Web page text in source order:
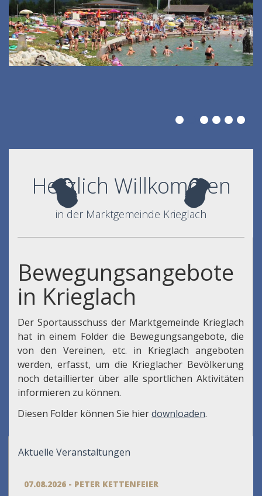
Herzlich Willkommen
in der Marktgemeinde Krieglach
Bewegungsangebote
in Krieglach
Der Sportausschuss der Marktgemeinde Krieglach
hat in einem Folder die Bewegungsangebote, die
von den Vereinen, etc. in Krieglach angeboten
werden, erfasst, um die Krieglacher Bevölkerung
noch detaillierter über alle sportlichen Aktivitäten
informieren zu können.
Diesen Folder können Sie hierdownloaden.
Aktuelle Veranstaltungen
07.08.2026 - PETER KETTENFEIER